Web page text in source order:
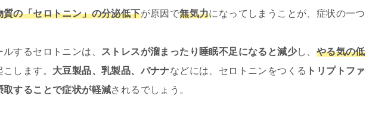
質の「セロトニン」の分泌低下が原因で無気力になってしまうことが、症状の一つ
するセロトニンは、
ストレスが溜まったり睡眠不足になると減少し、 やる気の低
します。 大豆製品、乳製品、バナナなどには、セロトニンをつくる トリプトファ
取することで症状が軽減されるでしょう。